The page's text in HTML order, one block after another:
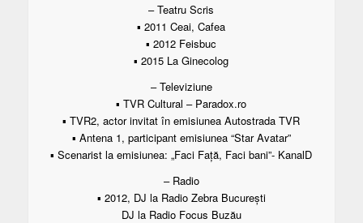
– Teatru Scris
▪ 2011 Ceai, Cafea
▪ 2012 Feisbuc
▪ 2015 La Ginecolog
– Televiziune
▪ TVR Cultural – Paradox.ro
▪ TVR2, actor invitat în emisiunea Autostrada TVR
▪ Antena 1, participant emisiunea “Star Avatar”
▪ Scenarist la emisiunea: „Faci Față, Faci bani”- KanalD
– Radio
▪ 2012, DJ la Radio Zebra București
DJ la Radio Focus Buzău